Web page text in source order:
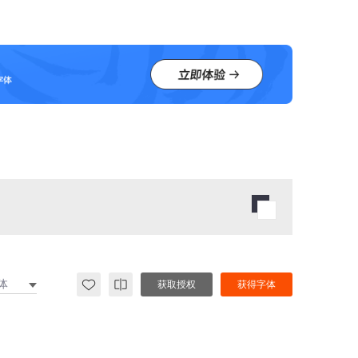
获得字体
获取授权